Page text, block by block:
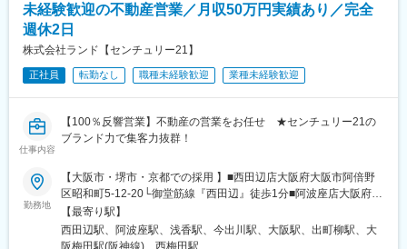
変更の範囲：会社の定める業務
未経験歓迎の不動産営業／月収50万円実績あり／完全
週休2日
株式会社ランド【センチュリー21】
正社員 転勤なし 職種未経験歓迎 業種未経験歓迎
仕事内容
【100％反響営業】不動産の営業をお任せ ★センチュリー21の
ブランド力で集客力抜群！
勤務地
【大阪市・堺市・京都での採用 】■西田辺店大阪府大阪市阿倍野
区昭和町5-12-20└御堂筋線『西田辺』徒歩1分■阿波座店大阪府大
阪市西区立売堀5-4-1└中央・千日前線『阿波座』徒歩2分■北花田
店大阪府堺市北区東浅香山町1-149└JR阪和線『浅香』徒歩8分└
御堂筋線『北花田』徒歩10分■京都店京都府京都市上京区大原口
【最寄り駅】
西田辺駅、阿波座駅、浅香駅、今出川駅、大阪駅、出町柳駅、大
阪梅田駅(阪神線)、西梅田駅